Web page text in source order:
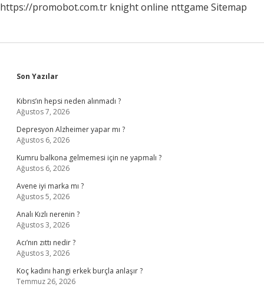
https://promobot.com.tr knight online nttgame Sitemap
Sidebar
Son Yazılar
Kıbrıs’ın hepsi neden alınmadı ?
Ağustos 7, 2026
Depresyon Alzheimer yapar mı ?
Ağustos 6, 2026
Kumru balkona gelmemesi için ne yapmalı ?
Ağustos 6, 2026
Avene iyi marka mı ?
Ağustos 5, 2026
Analı Kızlı nerenin ?
Ağustos 3, 2026
Acı’nın zıttı nedir ?
Ağustos 3, 2026
Koç kadını hangi erkek burçla anlaşır ?
Temmuz 26, 2026